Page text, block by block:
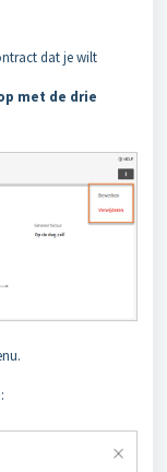
dat je wilt
met de drie